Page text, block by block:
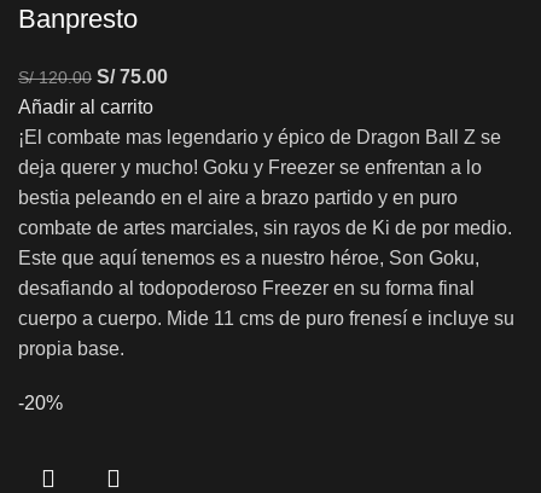
Banpresto
S/120.00 S/75.00
Añadir al carrito
¡El combate mas legendario y épico de Dragon Ball Z se
deja querer y mucho! Goku y Freezer se enfrentan a lo
bestia peleando en el aire a brazo partido y en puro
combate de artes marciales, sin rayos de Ki de por medio.
Este que aquí tenemos es a nuestro héroe, Son Goku,
desafiando al todopoderoso Freezer en su forma final
cuerpo a cuerpo. Mide 11 cms de puro frenesí e incluye su
propia base.
-20%